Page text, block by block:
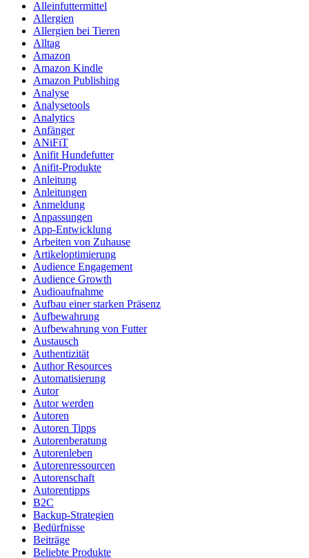
Alleinfuttermittel
Allergien
Allergien bei Tieren
Alltag
Amazon
Amazon Kindle
Amazon Publishing
Analyse
Analysetools
Analytics
Anfänger
ANiFiT
Anifit Hundefutter
Anifit-Produkte
Anleitung
Anleitungen
Anmeldung
Anpassungen
App-Entwicklung
Arbeiten von Zuhause
Artikeloptimierung
Audience Engagement
Audience Growth
Audioaufnahme
Aufbau einer starken Präsenz
Aufbewahrung
Aufbewahrung von Futter
Austausch
Authentizität
Author Resources
Automatisierung
Autor
Autor werden
Autoren
Autoren Tipps
Autorenberatung
Autorenleben
Autorenressourcen
Autorenschaft
Autorentipps
B2C
Backup-Strategien
Bedürfnisse
Beiträge
Beliebte Produkte